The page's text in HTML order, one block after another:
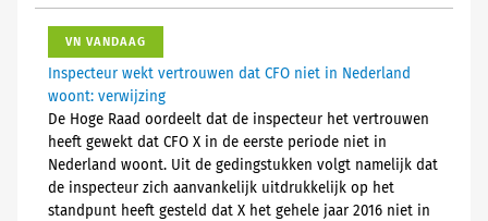
VN VANDAAG
Inspecteur wekt vertrouwen dat CFO niet in Nederland
woont: verwijzing
De Hoge Raad oordeelt dat de inspecteur het vertrouwen
heeft gewekt dat CFO X in de eerste periode niet in
Nederland woont. Uit de gedingstukken volgt namelijk dat
de inspecteur zich aanvankelijk uitdrukkelijk op het
standpunt heeft gesteld dat X het gehele jaar 2016 niet in